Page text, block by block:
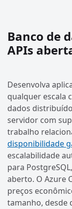
Banco de
APIs
Desenvolva
qualquer escala
dados
servidor com
trabalho
disponibilidade
escalabilidade
para
aberto. O Azure
preços
tamanho, desde